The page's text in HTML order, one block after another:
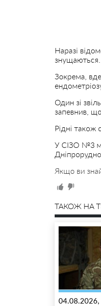
Наразі
знущаються.
Зокрема,
Один зі
запевнив,
Рідні також
У СІЗО №3 м.
Якщо ви
ТАКОЖ НА
04.08.2026,